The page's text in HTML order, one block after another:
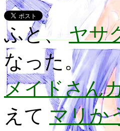
ふと、ヤサ
なった。
メイドさん
えて マリか